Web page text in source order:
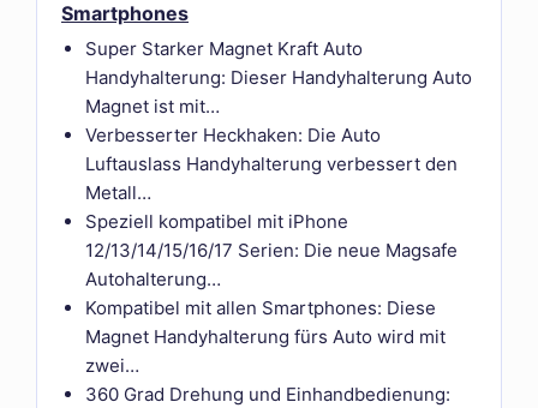
Smartphones
Super Starker Magnet Kraft Auto
Handyhalterung: Dieser Handyhalterung Auto
Magnet ist mit…
Verbesserter Heckhaken: Die Auto
Luftauslass Handyhalterung verbessert den
Metall…
Speziell kompatibel mit iPhone
12/13/14/15/16/17 Serien: Die neue Magsafe
Autohalterung…
Kompatibel mit allen Smartphones: Diese
Magnet Handyhalterung fürs Auto wird mit
zwei…
360 Grad Drehung und Einhandbedienung: